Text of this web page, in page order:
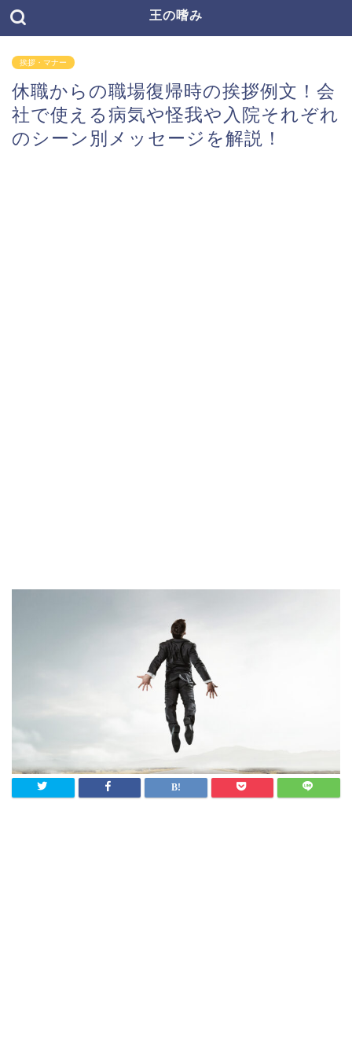
王の嗜み
挨拶・マナー
休職からの職場復帰時の挨拶例文！会
社で使える病気や怪我や入院それぞれ
のシーン別メッセージを解説！